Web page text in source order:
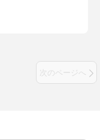
次のページへ